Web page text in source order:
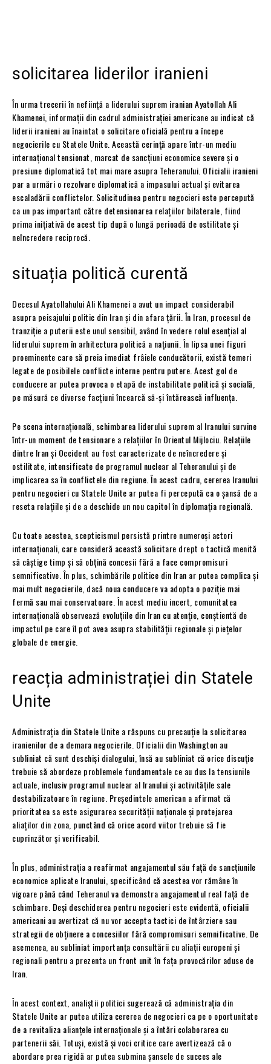
solicitarea liderilor iranieni
În urma trecerii în neființă a liderului suprem iranian Ayatollah Ali
Khamenei, informații din cadrul administrației americane au indicat că
liderii iranieni au înaintat o solicitare oficială pentru a începe
negocierile cu Statele Unite. Această cerință apare într-un mediu
internațional tensionat, marcat de sancțiuni economice severe și o
presiune diplomatică tot mai mare asupra Teheranului. Oficialii iranieni
par a urmări o rezolvare diplomatică a impasului actual și evitarea
escaladării conflictelor. Solicitudinea pentru negocieri este percepută
ca un pas important către detensionarea relațiilor bilaterale, fiind
prima inițiativă de acest tip după o lungă perioadă de ostilitate și
neîncredere reciprocă.
situația politică curentă
Decesul Ayatollahului Ali Khamenei a avut un impact considerabil
asupra peisajului politic din Iran și din afara țării. În Iran, procesul de
tranziție a puterii este unul sensibil, având în vedere rolul esențial al
liderului suprem în arhitectura politică a națiunii. În lipsa unei figuri
proeminente care să preia imediat frâiele conducătorii, există temeri
legate de posibilele conflicte interne pentru putere. Acest gol de
conducere ar putea provoca o etapă de instabilitate politică și socială,
pe măsură ce diverse facțiuni încearcă să-și întărească influența.
Pe scena internațională, schimbarea liderului suprem al Iranului survine
într-un moment de tensionare a relațiilor în Orientul Mijlociu. Relațiile
dintre Iran și Occident au fost caracterizate de neîncredere și
ostilitate, intensificate de programul nuclear al Teheranului și de
implicarea sa în conflictele din regiune. În acest cadru, cererea Iranului
pentru negocieri cu Statele Unite ar putea fi percepută ca o șansă de a
reseta relațiile și de a deschide un nou capitol în diplomația regională.
Cu toate acestea, scepticismul persistă printre numeroși actori
internaționali, care consideră această solicitare drept o tactică menită
să câștige timp și să obțină concesii fără a face compromisuri
semnificative. În plus, schimbările politice din Iran ar putea complica și
mai mult negocierile, dacă noua conducere va adopta o poziție mai
fermă sau mai conservatoare. În acest mediu incert, comunitatea
internațională observează evoluțiile din Iran cu atenție, conștientă de
impactul pe care îl pot avea asupra stabilității regionale și piețelor
globale de energie.
reacția administrației din Statele
Unite
Administrația din Statele Unite a răspuns cu precauție la solicitarea
iranienilor de a demara negocierile. Oficialii din Washington au
subliniat că sunt deschiși dialogului, însă au subliniat că orice discuție
trebuie să abordeze problemele fundamentale ce au dus la tensiunile
actuale, inclusiv programul nuclear al Iranului și activitățile sale
destabilizatoare în regiune. Președintele american a afirmat că
prioritatea sa este asigurarea securității naționale și protejarea
aliaților din zona, punctând că orice acord viitor trebuie să fie
cuprinzător și verificabil.
În plus, administrația a reafirmat angajamentul său față de sancțiunile
economice aplicate Iranului, specificând că acestea vor rămâne în
vigoare până când Teheranul va demonstra angajamentul real față de
schimbare. Deși deschiderea pentru negocieri este evidentă, oficialii
americani au avertizat că nu vor accepta tactici de întârziere sau
strategii de obținere a concesiilor fără compromisuri semnificative. De
asemenea, au subliniat importanța consultării cu aliații europeni și
regionali pentru a prezenta un front unit în fața provocărilor aduse de
Iran.
În acest context, analiștii politici sugerează că administrația din
Statele Unite ar putea utiliza cererea de negocieri ca pe o oportunitate
de a revitaliza alianțele internaționale și a întări colaborarea cu
partenerii săi. Totuși, există și voci critice care avertizează că o
abordare prea rigidă ar putea submina șansele de succes ale